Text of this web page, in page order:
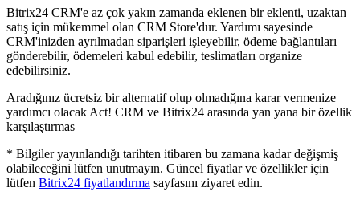
Bitrix24 CRM'e az çok yakın zamanda eklenen bir eklenti, uzaktan
satış için mükemmel olan CRM Store'dur. Yardımı sayesinde
CRM'inizden ayrılmadan siparişleri işleyebilir, ödeme bağlantıları
gönderebilir, ödemeleri kabul edebilir, teslimatları organize
edebilirsiniz.
Aradığınız ücretsiz bir alternatif olup olmadığına karar vermenize
yardımcı olacak Act! CRM ve Bitrix24 arasında yan yana bir özellik
karşılaştırmas
* Bilgiler yayınlandığı tarihten itibaren bu zamana kadar değişmiş
olabileceğini lütfen unutmayın. Güncel fiyatlar ve özellikler için
lütfen Bitrix24 fiyatlandırma sayfasını ziyaret edin.